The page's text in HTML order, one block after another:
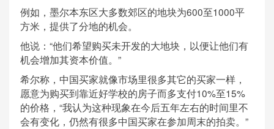
例如，墨尔本东区大多数郊区的地块为600至1000平
方米，提供了分地的机会。
他说：“他们希望购买未开发的大地块，以便让他们有
机会增加其资本价值。”
希尔称，中国买家就像市场里很多其它的买家一样，
愿意为购买到靠近好学校的房子而多支付10%至15%
的价格，“我认为这种现象在今后五年左右的时间里不
会有变化，仍然有很多中国买家在参加周末的拍卖。”